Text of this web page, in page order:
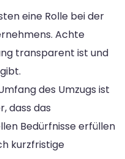
eine Rolle bei der
Achte
transparent ist und
des Umzugs ist
dass das
Bedürfnisse erfüllen
kurzfristige